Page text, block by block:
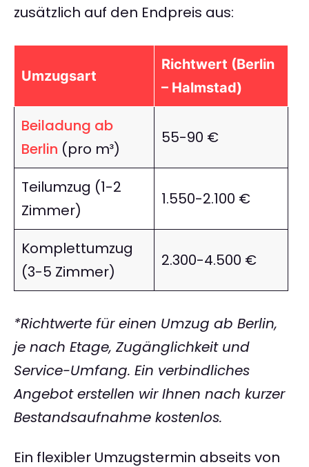
zusätzlich auf den Endpreis aus:
Umzugsart
Richtwert (Berlin
– Halmstad)
Beiladung ab
Berlin (pro m³)
55-90 €
Teilumzug (1-2
Zimmer)
1.550-2.100 €
Komplettumzug
(3-5 Zimmer)
2.300-4.500 €
*Richtwerte für einen Umzug ab Berlin,
je nach Etage, Zugänglichkeit und
Service-Umfang. Ein verbindliches
Angebot erstellen wir Ihnen nach kurzer
Bestandsaufnahme kostenlos.
Ein flexibler Umzugstermin abseits von